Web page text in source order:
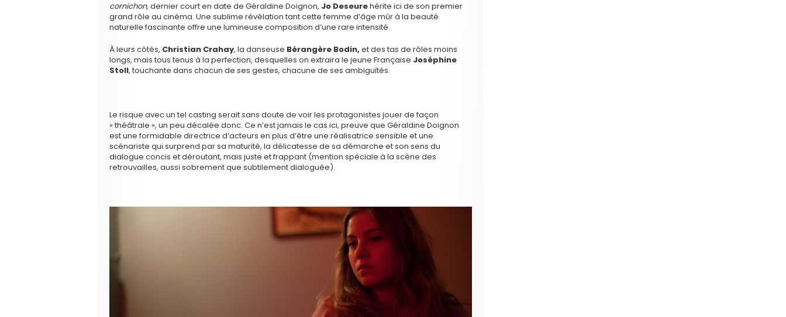
cornichon,dernier court en date de Géraldine Doignon, Jo Deseurehérite ici de son premier
grand rôle au cinéma. Une sublime révélation tant cette femme d’âge mûr à la beauté
naturelle fascinante offre une lumineuse composition d’une rare intensité.
À leurs côtés, Christian Crahay, la danseuse Bérangère Bodin, et des tas de rôles moins
longs, mais tous tenus à la perfection, desquelles on extraira le jeune Française Joséphine
Stoll, touchante dans chacun de ses gestes, chacune de ses ambiguïtés.
Le risque avec un tel casting serait sans doute de voir les protagonistes jouer de façon
« théâtrale », un peu décalée donc. Ce n’est jamais le cas ici, preuve que Géraldine Doignon
est une formidable directrice d’acteurs en plus d’être une réalisatrice sensible et une
scénariste qui surprend par sa maturité, la délicatesse de sa démarche et son sens du
dialogue concis et déroutant, mais juste et frappant (mention spéciale à la scène des
retrouvailles, aussi sobrement que subtilement dialoguée).